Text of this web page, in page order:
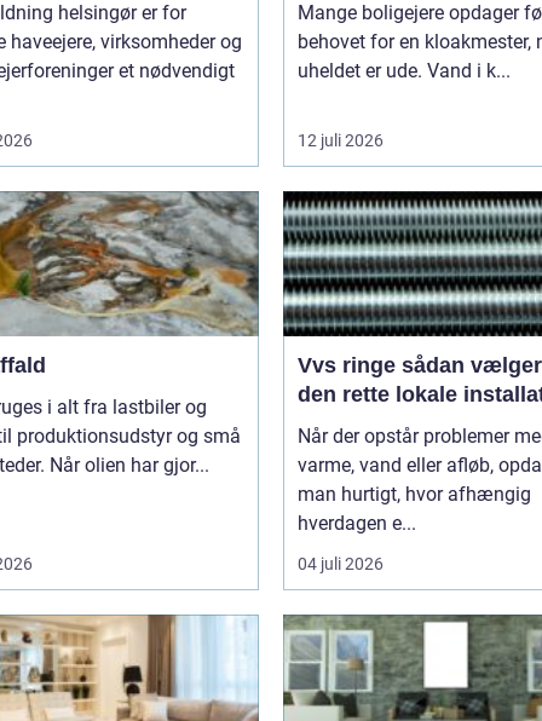
helsingør er for
haveejere, virksomheder og
et nødvendigt
Mange boligejere opdager
behovet for en kloakmester,
uheldet er ude. Vand i k...
12 juli 2026
i alt fra lastbiler og
produktionsudstyr og små
Når olien har gjor...
Vvs ringe sådan vælger du
den rette lokale
Når der opstår problemer
varme, vand eller afløb,
man hurtigt, hvor afhængig
hverdagen e...
04 juli 2026